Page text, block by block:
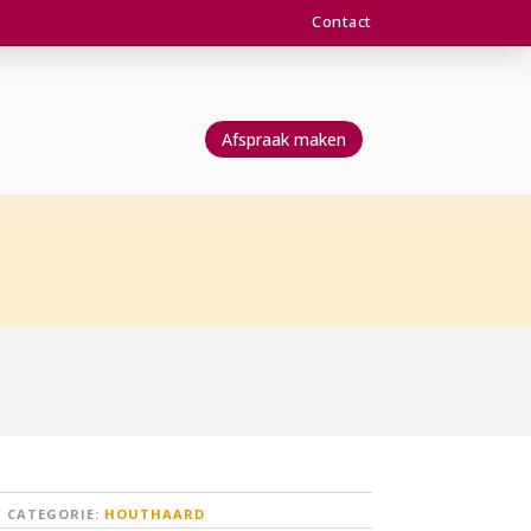
Contact
Afspraak maken
CATEGORIE: HOUTHAARD